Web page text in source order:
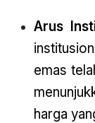
Arus
emas
harga